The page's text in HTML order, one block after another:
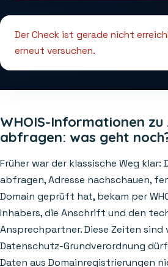
Der Check ist gerade nicht
erneut versuchen.
WHOIS-Informationen zu
abfragen: was geht
Früher war der klassische Weg klar:
abfragen, Adresse nachschauen,
Domain geprüft hat, bekam per
Inhabers, die Anschrift und den
Ansprechpartner. Diese Zeiten sind
Datenschutz-Grundverordnung
Daten aus Domainregistrierungen